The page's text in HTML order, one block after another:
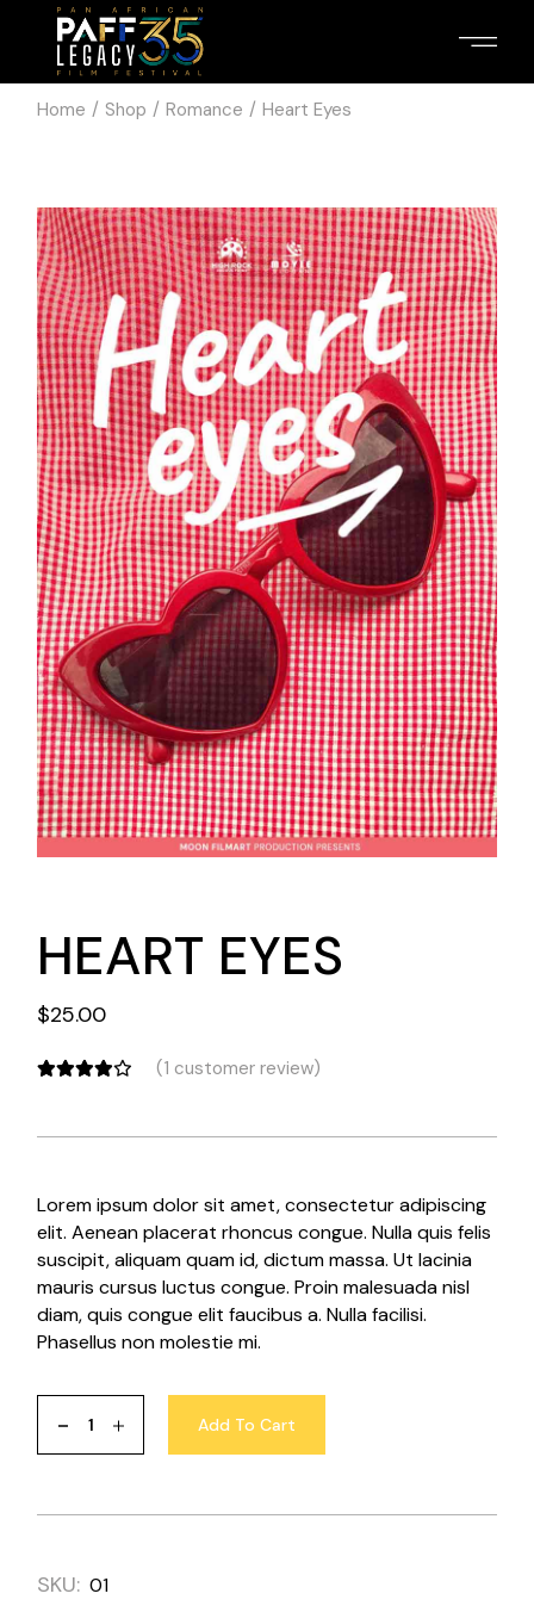
Home Shop Romance Heart Eyes
HEART EYES
$25.00
(1 customer review)
Lorem ipsum dolor sit amet, consectetur adipiscing
elit. Aenean placerat rhoncus congue. Nulla quis felis
suscipit, aliquam quam id, dictum massa. Ut lacinia
mauris cursus luctus congue. Proin malesuada nisl
diam, quis congue elit faucibus a. Nulla facilisi.
Phasellus non molestie mi.
Add To Cart
SKU: 01